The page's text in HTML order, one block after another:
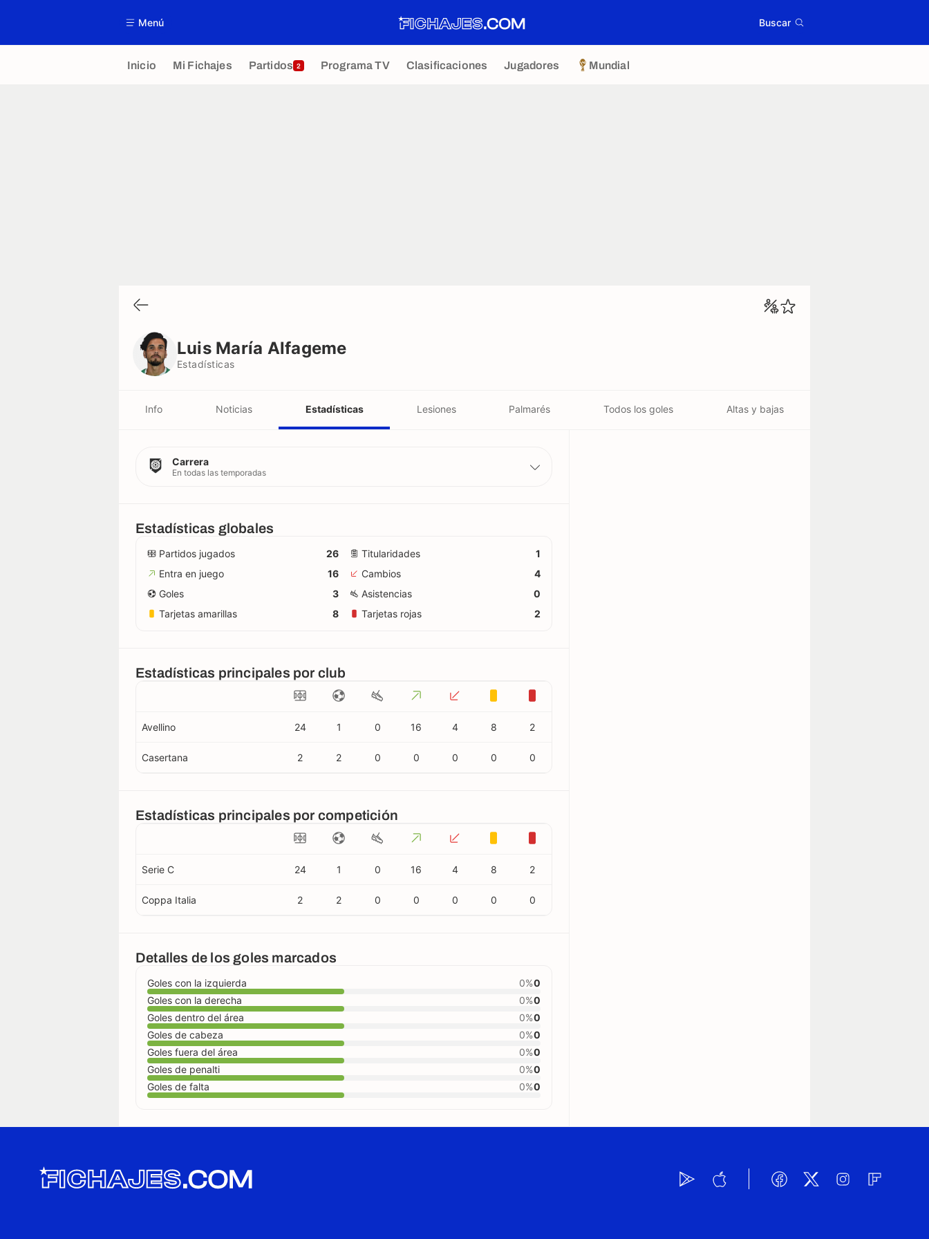
Menú Buscar
Inicio Mi Fichajes Partidos 2 Programa TV Clasificaciones Jugadores Mundial
Luis María Alfageme
Estadísticas
Info Noticias Estadísticas Lesiones Palmarés Todos los goles Altas y bajas
Carrera
En todas las temporadas
Estadísticas globales
Partidos jugados 26 Titularidades
1
Entra en juego
16 Cambios
4
Goles
3 Asistencias
0
Tarjetas amarillas
8 Tarjetas rojas 2
Estadísticas principales por club
Avellino 24 1 0 16 4 8 2
Casertana 2 2 0 0 0 0 0
Estadísticas principales por competición
Serie C 24 1 0 16 4 8 2
Coppa Italia 2 2 0 0 0 0 0
Detalles de los goles marcados
Goles con la izquierda 0%0
Goles con la derecha
0%0
Goles dentro del área
0%0
Goles de cabeza
0%0
Goles fuera del área
0%0
Goles de penalti
0%0
Goles de falta
0%0